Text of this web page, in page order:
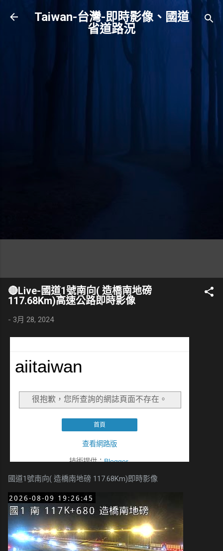
跳到主要內容
Taiwan-台灣-即時影像、國道
省道路況
🔴Live-國道1號南向( 造橋南地磅
117.68Km)高速公路即時影像
- 3月 28, 2024
國道1號南向( 造橋南地磅 117.68Km)即時影像